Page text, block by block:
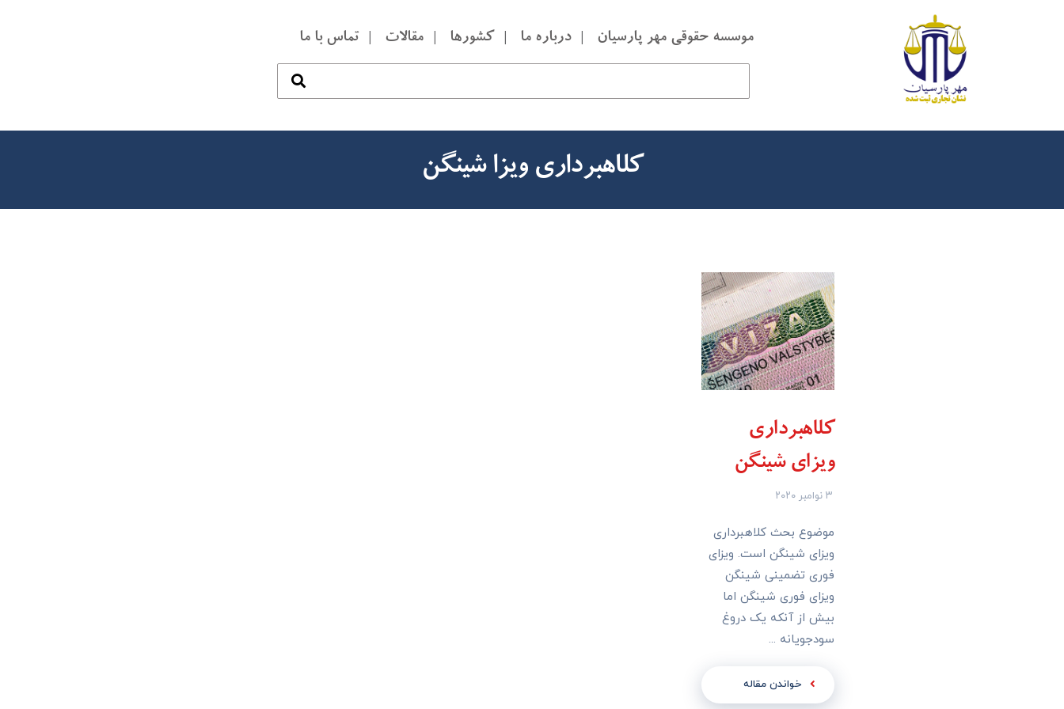
موسسه حقوقی مهر پارسیان درباره ما کشورها مقالات تماس با ما
کلاهبرداری ویزا شینگن
کلاهبرداری
ویزای شینگن
۳ نوامبر ۲۰۲۰
موضوع بحث کلاهبرداری
ویزای شینگن است. ویزای
فوری تضمینی شینگن
ویزای فوری شینگن اما
بیش از آنکه یک دروغ
سودجویانه ...
خواندن مقاله